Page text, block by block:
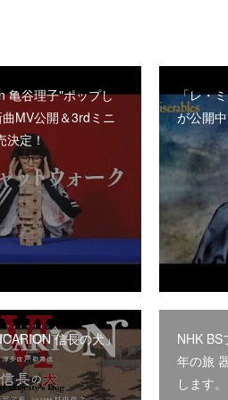
亀谷理子"ポップし
MV公開＆3rdミニ
決定！
「レ・
が公開
信長の犬」
NHK BS
年の旅
します。